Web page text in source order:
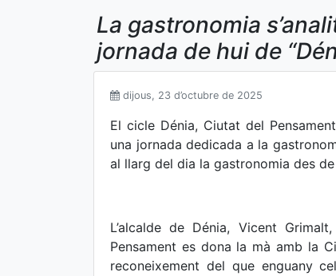
La gastronomia
jornada de hui de
dijous, 23 d’octubre de 2025
El cicle Dénia, Ciutat del
una jornada dedicada a la
al llarg del dia la gastronomia des
L’alcalde de Dénia, Vicent
Pensament es dona la mà amb la
reconeixement del que enguany